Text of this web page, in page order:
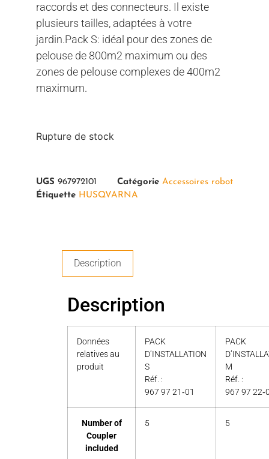
raccords et des connecteurs. Il existe
plusieurs tailles, adaptées à votre
jardin.Pack S: idéal pour des zones de
pelouse de 800m2 maximum ou des
zones de pelouse complexes de 400m2
maximum.
Rupture de stock
UGS 967972101 Catégorie Accessoires robot
Étiquette HUSQVARNA
Description
Description
Données
relatives au
produit
PACK
D’INSTALLATION
S
Réf. :
967 97 21‑01
PACK
M
Réf. :
967 97
Number of
Coupler
included
5 5